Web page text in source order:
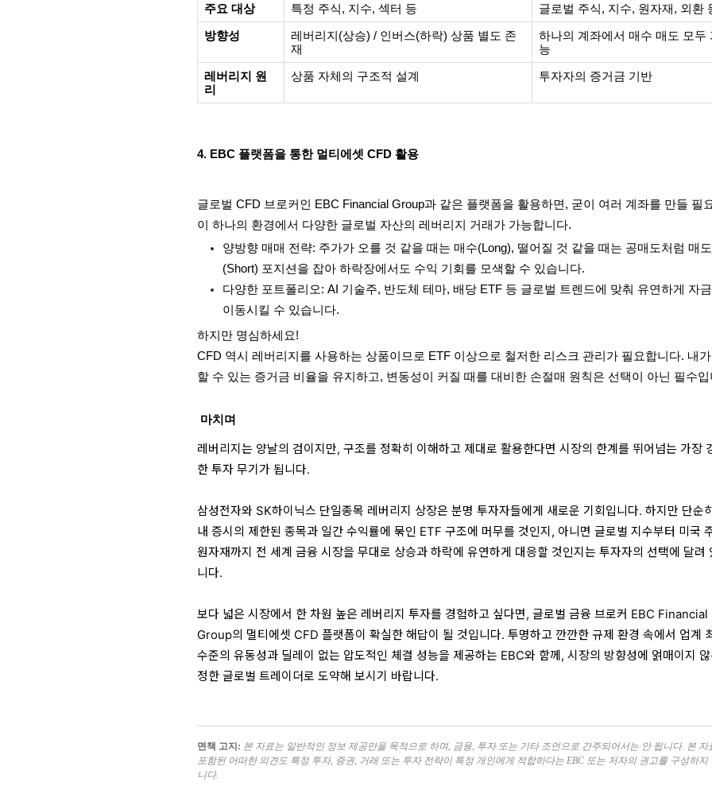
주요 대상
특정 주식, 지수, 섹터 등
글로벌 주식, 지수, 원자재, 외환
방향성
레버리지(상승) / 인버스(하락) 상품 별도 존
재
하나의 계좌에서 매수 매도 모두
능
레버리지 원
리
상품 자체의 구조적 설계 투자자의 증거금 기반
4. EBC 플랫폼을 통한 멀티에셋 CFD 활용
글로벌 CFD 브로커인 EBC Financial Group과 같은 플랫폼을 활용하면, 굳이 여러 계좌를 만들 필
이 하나의 환경에서 다양한 글로벌 자산의 레버리지 거래가 가능합니다.
양방향 매매 전략: 주가가 오를 것 같을 때는 매수(Long), 떨어질 것 같을 때는 공매도처럼 매도
(Short) 포지션을 잡아 하락장에서도 수익 기회를 모색할 수 있습니다.
다양한 포트폴리오: AI 기술주, 반도체 테마, 배당 ETF 등 글로벌 트렌드에 맞춰 유연하게 자
이동시킬 수 있습니다.
하지만 명심하세요!
CFD 역시 레버리지를 사용하는 상품이므로 ETF 이상으로 철저한 리스크 관리가 필요합니다. 내
할 수 있는 증거금 비율을 유지하고, 변동성이 커질 때를 대비한 손절매 원칙은 선택이 아닌 필수
마치며
레버리지는 양날의 검이지만, 구조를 정확히 이해하고 제대로 활용한다면 시장의 한계를 뛰어넘는 가장
한 투자 무기가 됩니다.
삼성전자와 SK하이닉스 단일종목 레버리지 상장은 분명 투자자들에게 새로운 기회입니다. 하지만 단순
내 증시의 제한된 종목과 일간 수익률에 묶인 ETF 구조에 머무를 것인지, 아니면 글로벌 지수부터 미국
원자재까지 전 세계 금융 시장을 무대로 상승과 하락에 유연하게 대응할 것인지는 투자자의 선택에 달려
니다.
보다 넓은 시장에서 한 차원 높은 레버리지 투자를 경험하고 싶다면, 글로벌 금융 브로커 EBC Financial
Group의 멀티에셋 CFD 플랫폼이 확실한 해답이 될 것입니다. 투명하고 깐깐한 규제 환경 속에서 업계
수준의 유동성과 딜레이 없는 압도적인 체결 성능을 제공하는 EBC와 함께, 시장의 방향성에 얽매이지
정한 글로벌 트레이더로 도약해 보시기 바랍니다.
면책 고지: 본 자료는 일반적인 정보 제공만을 목적으로 하며, 금융, 투자 또는 기타 조언으로 간주되어서는 안 됩니다. 본 자
포함된 어떠한 의견도 특정 투자, 증권, 거래 또는 투자 전략이 특정 개인에게 적합하다는 EBC 또는 저자의 권고를 구성하지
니다.